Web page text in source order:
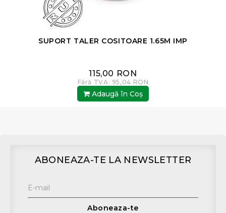
SUPORT TALER COSITOARE 1.65M IMP
115,00 RON
Fără TVA: 95,04 RON
Adaugă în Coş
ABONEAZA-TE LA NEWSLETTER
Aboneaza-te